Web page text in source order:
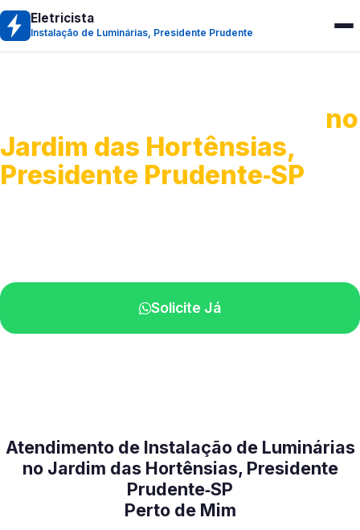
Eletricista
Instalação de Luminárias, Presidente Prudente
no
Jardim das Hortênsias,
Presidente Prudente‑SP
Solicite Já
Atendimento de Instalação de Luminárias
no Jardim das Hortênsias, Presidente
Prudente‑SP
Perto de Mim